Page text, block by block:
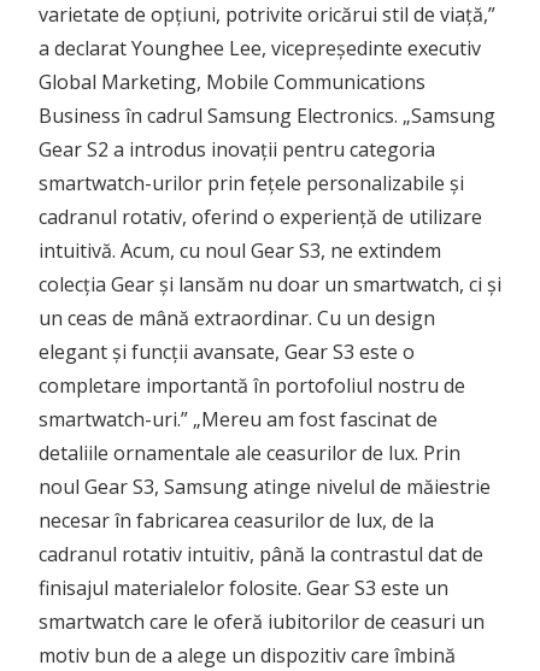
varietate de opțiuni, potrivite oricărui stil de viață,”
a declarat Younghee Lee, vicepreședinte executiv
Global Marketing, Mobile Communications
Business în cadrul Samsung Electronics. „Samsung
Gear S2 a introdus inovații pentru categoria
smartwatch-urilor prin fețele personalizabile și
cadranul rotativ, oferind o experiență de utilizare
intuitivă. Acum, cu noul Gear S3, ne extindem
colecția Gear și lansăm nu doar un smartwatch, ci și
un ceas de mână extraordinar. Cu un design
elegant și funcții avansate, Gear S3 este o
completare importantă în portofoliul nostru de
smartwatch-uri.” „Mereu am fost fascinat de
detaliile ornamentale ale ceasurilor de lux. Prin
noul Gear S3, Samsung atinge nivelul de măiestrie
necesar în fabricarea ceasurilor de lux, de la
cadranul rotativ intuitiv, până la contrastul dat de
finisajul materialelor folosite. Gear S3 este un
smartwatch care le oferă iubitorilor de ceasuri un
motiv bun de a alege un dispozitiv care îmbină